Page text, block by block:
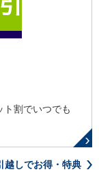
ト割でいつでも
越しでお得・特典